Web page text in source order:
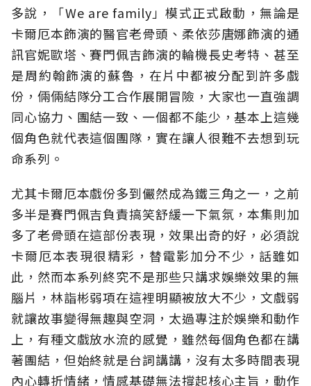
多說，「We are family」模式正式啟動，無論是
卡爾厄本飾演的醫官老骨頭、柔依莎唐娜飾演的通
訊官妮歐塔、賽門佩吉飾演的輪機長史考特、甚至
是周約翰飾演的蘇魯，在片中都被分配到許多戲
份，倆倆結隊分工合作展開冒險，大家也一直強調
同心協力、團結一致、一個都不能少，基本上這幾
個角色就代表這個團隊，實在讓人很難不去想到玩
命系列。
尤其卡爾厄本戲份多到儼然成為鐵三角之一，之前
多半是賽門佩吉負責搞笑舒緩一下氣氛，本集則加
多了老骨頭在這部份表現，效果出奇的好，必須說
卡爾厄本表現很精彩，替電影加分不少，話雖如
此，然而本系列終究不是那些只講求娛樂效果的無
腦片，林詣彬弱項在這裡明顯被放大不少，文戲弱
就讓故事變得無趣與空洞，太過專注於娛樂和動作
上，有種文戲放水流的感覺，雖然每個角色都在講
著團結，但始終就是台詞講講，沒有太多時間表現
內心轉折情緒，情感基礎無法撐起核心主旨，動作